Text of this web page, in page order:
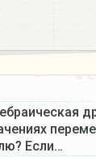
Если…